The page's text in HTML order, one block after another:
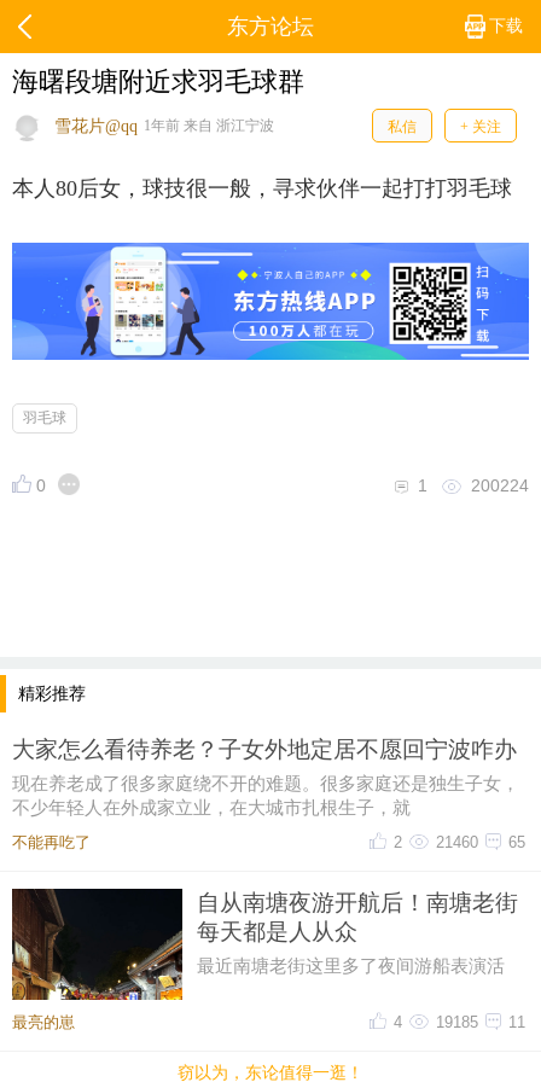
下载
东方论坛
海曙段塘附近求羽毛球群
雪花片@qq 1年前 来自 浙江宁波 私信 + 关注
本人80后女，球技很一般，寻求伙伴一起打打羽毛球
羽毛球
0 200224
1
精彩推荐
大家怎么看待养老？子女外地定居不愿回宁波咋办
现在养老成了很多家庭绕不开的难题。很多家庭还是独生子女，
不少年轻人在外成家立业，在大城市扎根生子，就
不能再吃了 65
21460
2
自从南塘夜游开航后！南塘老街
每天都是人从众
最近南塘老街这里多了夜间游船表演活
带动了南塘老街整体的人流量，最
最亮的崽 11
19185
4
窃以为，东论值得一逛！